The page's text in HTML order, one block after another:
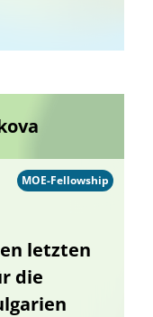
letzten
die
MOE-Fellowship